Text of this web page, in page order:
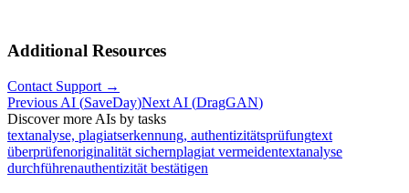
Additional Resources
Contact Support →
Previous AI (SaveDay)Next AI (DragGAN)
Discover more AIs by tasks
textanalyse, plagiatserkennung, authentizitätsprüfungtext
überprüfenoriginalität sichernplagiat vermeidentextanalyse
durchführenauthentizität bestätigen